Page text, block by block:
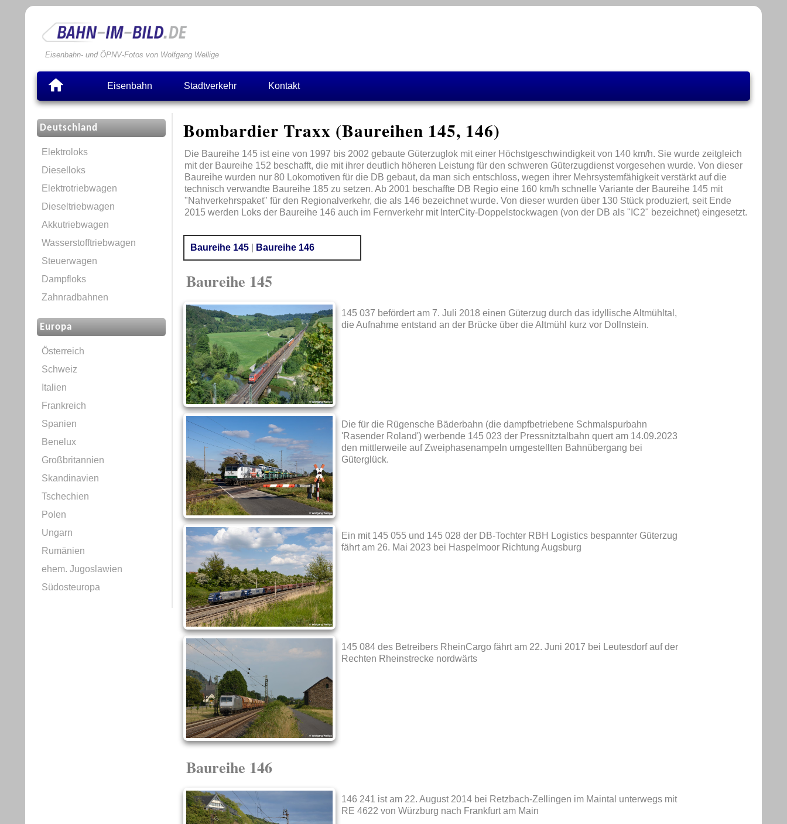
Eisenbahn- und ÖPNV-Fotos von Wolfgang Wellige
Eisenbahn Stadtverkehr Kontakt
Deutschland
Elektroloks
Dieselloks
Elektrotriebwagen
Dieseltriebwagen
Akkutriebwagen
Wasserstofftriebwagen
Steuerwagen
Dampfloks
Zahnradbahnen
Europa
Österreich
Schweiz
Italien
Frankreich
Spanien
Benelux
Großbritannien
Skandinavien
Tschechien
Polen
Ungarn
Rumänien
ehem. Jugoslawien
Südosteuropa
Bombardier Traxx (Baureihen 145, 146)
Die Baureihe 145 ist eine von 1997 bis 2002 gebaute Güterzuglok mit einer Höchstgeschwindigkeit von 140 km/h. Sie wurde zeitgleich
mit der Baureihe 152 beschafft, die mit ihrer deutlich höheren Leistung für den schweren Güterzugdienst vorgesehen wurde. Von dieser
Baureihe wurden nur 80 Lokomotiven für die DB gebaut, da man sich entschloss, wegen ihrer Mehrsystemfähigkeit verstärkt auf die
technisch verwandte Baureihe 185 zu setzen. Ab 2001 beschaffte DB Regio eine 160 km/h schnelle Variante der Baureihe 145 mit
"Nahverkehrspaket" für den Regionalverkehr, die als 146 bezeichnet wurde. Von dieser wurden über 130 Stück produziert, seit Ende
2015 werden Loks der Baureihe 146 auch im Fernverkehr mit InterCity-Doppelstockwagen (von der DB als "IC2" bezeichnet) eingesetzt.
Baureihe 145 Baureihe 146
Baureihe 145
145 037 befördert am 7. Juli 2018 einen Güterzug durch das idyllische Altmühltal,
die Aufnahme entstand an der Brücke über die Altmühl kurz vor Dollnstein.
Die für die Rügensche Bäderbahn (die dampfbetriebene Schmalspurbahn
'Rasender Roland') werbende 145 023 der Pressnitztalbahn quert am 14.09.2023
den mittlerweile auf Zweiphasenampeln umgestellten Bahnübergang bei
Güterglück.
Ein mit 145 055 und 145 028 der DB-Tochter RBH Logistics bespannter Güterzug
fährt am 26. Mai 2023 bei Haspelmoor Richtung Augsburg
145 084 des Betreibers RheinCargo fährt am 22. Juni 2017 bei Leutesdorf auf der
Rechten Rheinstrecke nordwärts
Baureihe 146
146 241 ist am 22. August 2014 bei Retzbach-Zellingen im Maintal unterwegs mit
RE 4622 von Würzburg nach Frankfurt am Main